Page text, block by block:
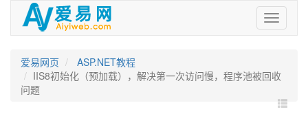
爱
易
爱易网页
ASP.NET教程
IIS8初始化（预加载），解决第一次访问慢，程序池被回收
问题